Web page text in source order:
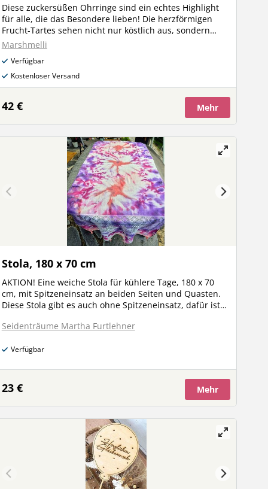
Herzform
Diese zuckersüßen Ohrringe sind ein echtes Highlight
für alle, die das Besondere lieben! Die herzförmigen
Frucht-Tartes sehen nicht nur köstlich aus, sondern
bringen auch eine verspielte Portion Charme in deinen
Look. Fein modelliert mit winzigen Früchten wie
Erdbeeren, Blaubeeren und Kiwi, wirken sie fast wie
frisch aus der Patisserie – nur ohne Kalorien! Details
Design Frucht-Tartés In Herzform Mit buntem frischen
von Hand gefertigt und teilweise lackiert Ausführung
Ohrringe Ohrringe, rund Verschluss Selbstschließend
Accessoire auf der nächsten Party – diese Ohrringe
sorgen garantiert für Komplimente!
Marshmelli
Verfügbar
Kostenloser Versand
42 € Mehr
Stola, 180 x 70 cm
AKTION! Eine weiche Stola für kühlere Tage, 180 x 70
cm, mit Spitzeneinsatz an beiden Seiten und Quasten.
Diese Stola gibt es auch ohne Spitzeneinsatz, dafür ist
cm.
Seidenträume Martha Furtlehner
Verfügbar
23 € Mehr